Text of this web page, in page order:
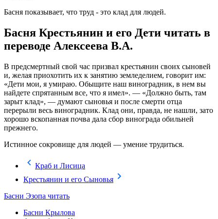
Басня показывает, что труд - это клад для людей.
Басня Крестьянин и его Дети читать в
переводе Алексеева В.А.
В предсмертный свой час призвал крестьянин своих сыновей
и, желая приохотить их к занятию земледелием, говорит им:
«Дети мои, я умираю. Обыщите наш виноградник, в нем вы
найдете спрятанным все, что я имел». — «Должно быть, там
зарыт клад», — думают сыновья и после смерти отца
перерыли весь виноградник. Клад они, правда, не нашли, зато
хорошо вскопанная почва дала сбор винограда обильней
прежнего.
Истинное сокровище для людей — умение трудиться.
Краб и Лисица
Крестьянин и его Сыновья
Басни Эзопа читать
Басни Крылова